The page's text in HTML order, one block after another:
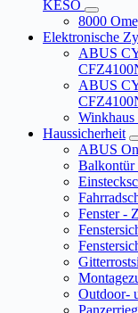
KESO
8000
Elektronische
ABUS
ABUS
Winkhaus
Haussicherheit
ABUS
Balkontür
Fenster -
Outdoor-